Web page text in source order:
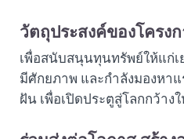
วัตถุประสงค์ของโครง
เพื่อสนับสนุนทุนทรัพย์ให้แก่
มีศักยภาพ และกำลังมองหา
ฝัน เพื่อเปิดประตูสู่โลกกว้าง